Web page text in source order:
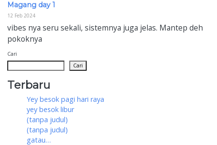
Magang day 1
12 Feb 2024
vibes nya seru sekali, sistemnya juga jelas. Mantep deh
pokoknya
Cari
Cari
Terbaru
Yey besok pagi hari raya
yey besok libur
(tanpa judul)
(tanpa judul)
gatau…